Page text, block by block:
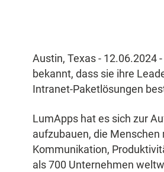
Austin, Texas - 12.06.2024
bekannt, dass sie ihre
Intranet-Paketlösungen
LumApps hat es sich zur
aufzubauen, die
Kommunikation,
als 700 Unternehmen